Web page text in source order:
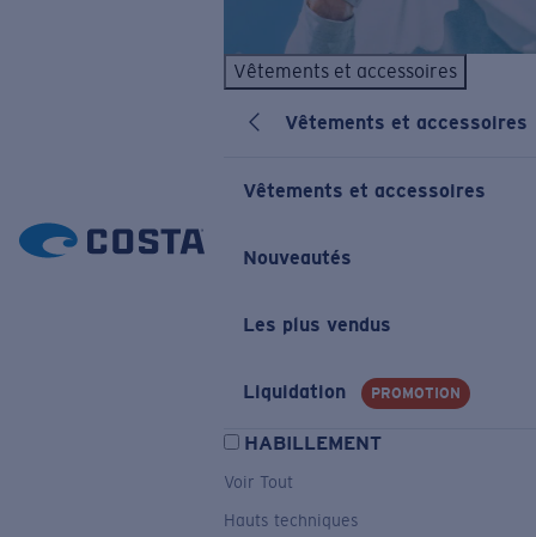
Vêtements et accessoires
Vêtements et accessoires
Vêtements et accessoires
Nouveautés
Les plus vendus
Liquidation PROMOTION
HABILLEMENT
Voir Tout
Hauts techniques